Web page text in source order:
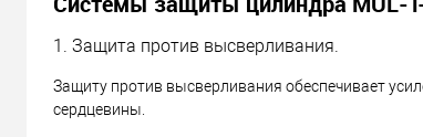
1. Защита против высверливания.
Защиту против высверливания обеспечивает
сердцевины.